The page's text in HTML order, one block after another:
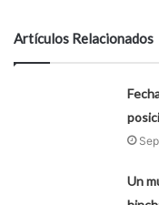
Artículos Relacionados
Un